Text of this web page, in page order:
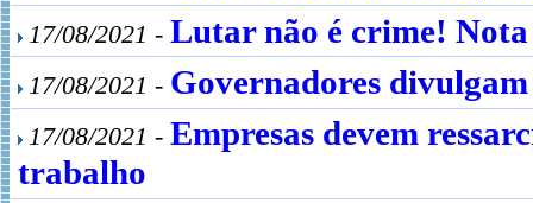
17/08/2021 - Lutar não é crime!
17/08/2021 - Governadores
17/08/2021 - Empresas devem
trabalho